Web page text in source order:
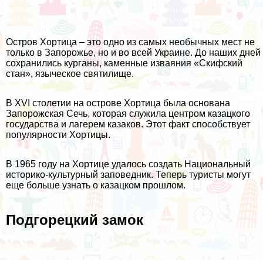
Остров Хортица – это одно из самых необычных мест не
только в Запорожье, но и во всей Украине. До наших дней
сохранились курганы, каменные изваяния «Скифский
стан», языческое святилище.
В XVI столетии на острове Хортица была основана
Запорожская Сечь, которая служила центром казацкого
государства и лагерем казаков. Этот факт способствует
популярности Хортицы.
В 1965 году на Хортице удалось создать Национальный
историко-культурный заповедник. Теперь туристы могут
еще больше узнать о казацком прошлом.
Подгорецкий замок